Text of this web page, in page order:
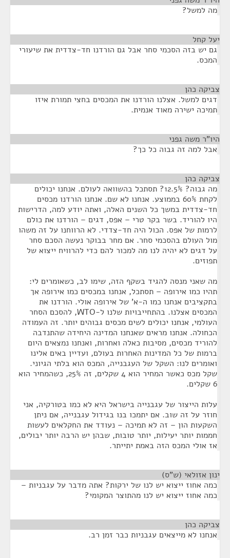
מה למשל?
יעל קחל
גם יש בזה הסכמי סחר אבל גם הורדנו חד-צדדית את שיעורי
המכס.
צביקה כהן
דגים למשל. אצלנו הורדנו את המכסים בחצי תמורת איזו
תמיכה ישירה מאוד אנמית.
היו"ר משה גפני
אבל למה זה גבוה כל כך?
צביקה כהן
מה גבוה? 12.5%? תסתכל בהשוואה לעולם. אנחנו יכולים
לקחת 60% בממוצע. אנחנו לא שם. אנחנו הורדנו מכסים
חד-צדדית במשך כל השנים האלה, ואתה יודע למה, הדרישות
היו להוריד. בשר בקר טרי – אפס, דגים – הורדנו את כולם
לרמות של אפס. הכול היה חד-צדדי. לא הרווחנו על זה משהו
מול העולם בהסכמי סחר. אם מחר בבוקר נעשה הסכם סחר
על דגים לא יהיה לנו מה למכור להם כדי להרוויח ייצוא של
תפוזים.
מה שאני מנסה להגיד בשקף הזה, שימו לב, כשאומרים לי:
תהיו כמו אירופה – תסתכל, אנחנו במכסים כמו אירופה אך
בתקציבים אנחנו כמו ה-א' של אירופה אולי. הורדנו את
המכסים אצלנו. בהתחייבויות שלנו ל-WTO, להסכם הסחר
העולמי, אנחנו יכולים לשים מכסים גבוהים יותר. זה העמודה
הכחולה. אנחנו מראים שאנחנו המדינה היחידה שהתנדבה
להוריד מכסים, מסיבות כאלה ואחרות, ואנחנו נמצאים היום
ברמות של כל המדינות האחרות בעולם, ועדיין באים אלינו
ואומרים לנו: השקל של העגבנייה, המכס הוא בלתי הגיוני.
שקל מכס כאשר המחיר הוא 4 שקלים, זה 25%, כשהמחיר הוא
6 שקלים.
עלות הייצור של עגבנייה בישראל היא לא כמו בטורקיה, אני
חוזר על זה שוב. אם יתמכו בנו בגידול עגבנייה, אם ניתן
השקעות הון – זה לא תמיכה – נעודד את החקלאים לעשות
חממות יותר יעילות, יותר טובות, שבהן יש הרבה יותר יבולים,
אז אולי המכס הזה באמת יתייתר.
ינון אזולאי (ש"ס)
כמה אחוז ייצוא יש לנו של ירקות? אתה מדבר על עגבניות –
כמה אחוז ייצוא יש לנו מהתוצר המקומי?
צביקה כהן
אנחנו לא מייצאים עגבניות כבר זמן רב.